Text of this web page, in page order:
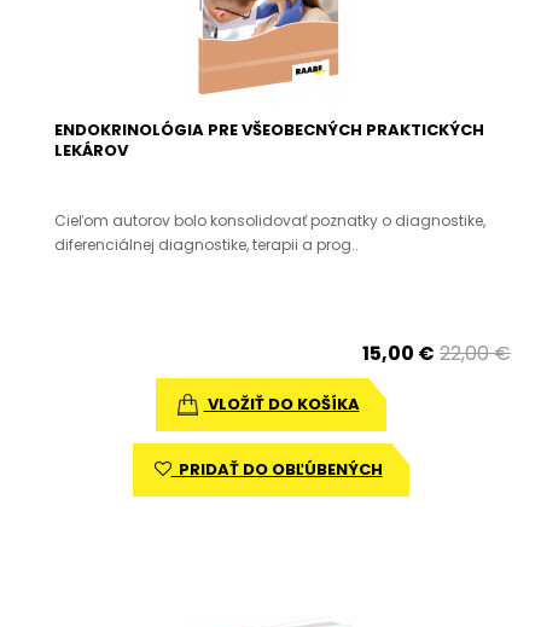
ENDOKRINOLÓGIA PRE VŠEOBECNÝCH PRAKTICKÝCH
LEKÁROV
Cieľom autorov bolo konsolidovať poznatky o diagnostike,
diferenciálnej diagnostike, terapii a prog..
15,00 € 22,00 €
VLOŽIŤ DO KOŠÍKA
PRIDAŤ DO OBĽÚBENÝCH